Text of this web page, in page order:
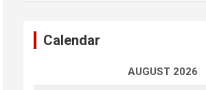
Calendar
AUGUST 2026